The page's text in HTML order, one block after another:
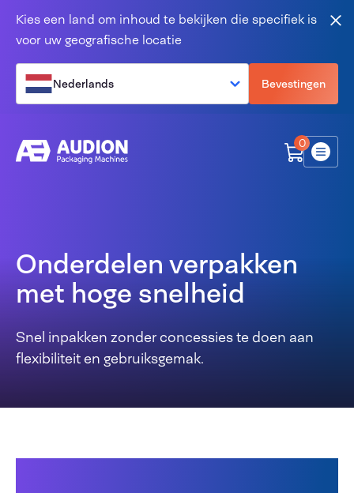
Kies een land om inhoud te bekijken die specifiek is
voor uw geografische locatie
Nederlands Bevestingen
0
Menu
Onderdelen verpakken
met hoge snelheid
Snel inpakken zonder concessies te doen aan
flexibiliteit en gebruiksgemak.